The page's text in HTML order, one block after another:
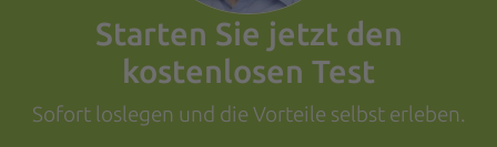
Starten Sie jetzt den
kostenlosen Test
Sofort loslegen und die Vorteile selbst erleben.